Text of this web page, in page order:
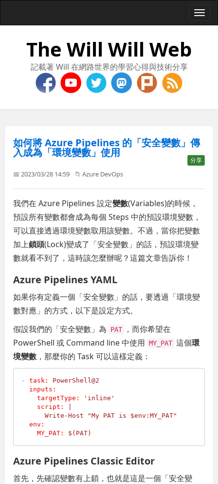
The Will Will Web
記載著 Will 在網路世界的學習心得與技術分享
如何將 Azure Pipelines 的「安全變數」傳
入成為「環境變數」使用
分享
📅 2023/03/28 14:59 📁Azure DevOps
我們在 Azure Pipelines 設定變數(Variables)的時候，
預設所有變數都會成為每個 Steps 中的預設環境變數，
可以直接透過環境變數取用該變數。不過，當你把變數
加上鎖頭(Lock)變成了「安全變數」的話，預設環境變
數就看不到了，這時該怎麼辦呢？這篇文章告訴你！
Azure Pipelines YAML
如果你有定義一個「安全變數」的話，要透過「環境變
數對應」的方式，以下是設定方式。
假設我們的「安全變數」為
PAT
，而你希望在
PowerShell 或 Command line 中使用 MY_PAT 這個環
境變數 ，那麼你的 Task 可以這樣定義：
- task:
PowerShell@2
inputs:
targetType:
'inline'
script:
env:
MY_PAT:
$(PAT)
Azure Pipelines Classic Editor
首先，先確認變數有上鎖，也就是這是一個「安全變